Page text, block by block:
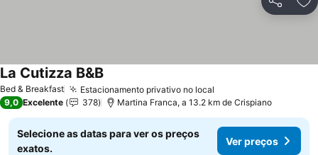
Partilhar
Bed & Breakfast Estacionamento privativo no local
La Cutizza B&B
9,0 Excelente 378 Martina Franca, a 13.2 km de Crispiano
Selecione as datas para ver os preços
exatos.
Ver preços